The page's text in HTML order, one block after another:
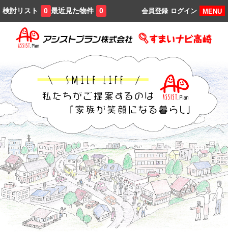
検討リスト 0 最近見た物件 0 MENU
ログイン
会員登録